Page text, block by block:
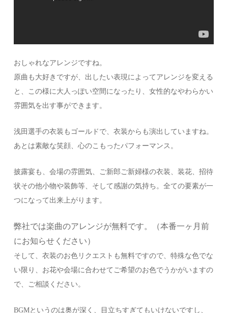
おしゃれなアレンジですね。
原曲も大好きですが、出したい表現によってアレンジを変える
と、この様に大人っぽい空間になったり、女性的なやわらかい
雰囲気を出す事ができます。
浅田選手の衣装もゴールドで、衣装からも演出していますね。
あとは素敵な笑顔、心のこもったパフォーマンス。
披露宴も、会場の雰囲気、ご新郎ご新婦様の衣装、装花、招待
状その他小物や装飾等、そして感謝の気持ち。全ての要素が一
つになって出来上がります。
弊社では楽曲のアレンジが無料です。（本番一ヶ月前
にお知らせください）
そして、衣装のお色リクエストも無料ですので、特殊な色でな
い限り、お花や会場に合わせてご希望のお色でうかがいますの
で、ご相談ください。
BGMというのは奥が深く、目立ちすぎてもいけないですし、